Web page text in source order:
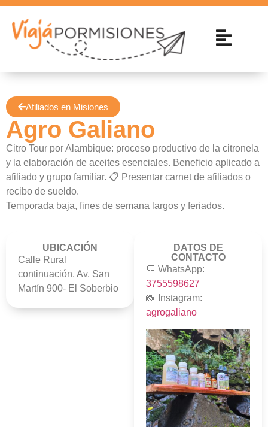
Afiliados en Misiones
Agro Galiano
Citro Tour por Alambique: proceso productivo de la citronela
y la elaboración de aceites esenciales. Beneficio aplicado a
afiliado y grupo familiar. 📋 Presentar carnet de afiliados o
recibo de sueldo.
Temporada baja, fines de semana largos y feriados.
UBICACIÓN
Calle Rural
continuación, Av. San
Martín 900- El Soberbio
DATOS DE
CONTACTO
💬 WhatsApp:
3755598627
📸 Instagram:
agrogaliano